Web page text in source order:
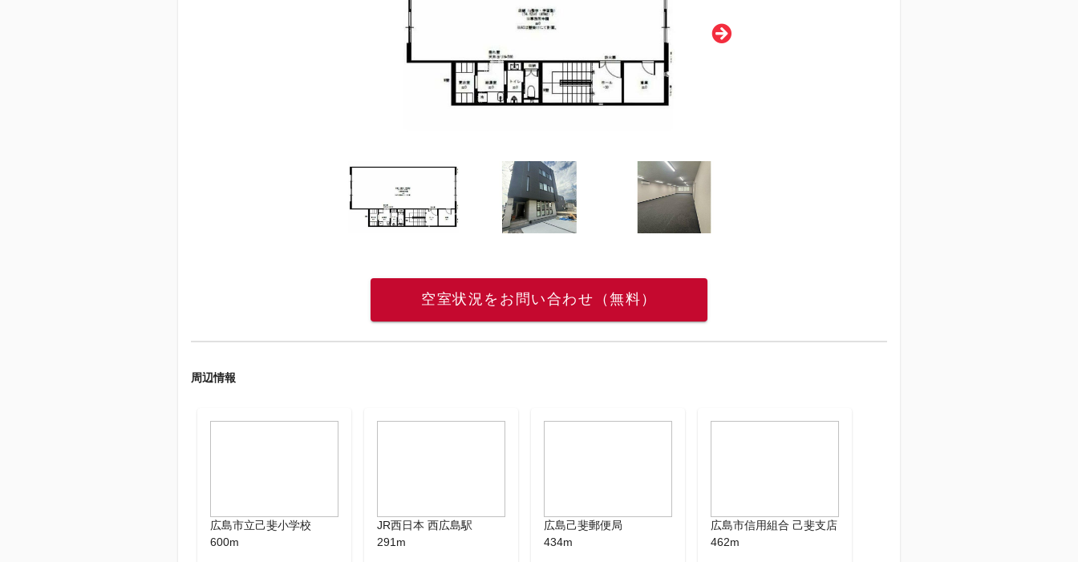
空室状況をお問い合わせ（無料）
周辺情報
広島市立己斐小学校
600m
JR西日本 西広島駅
291m
広島己斐郵便局
434m
広島市信用組合 己斐支店
462m